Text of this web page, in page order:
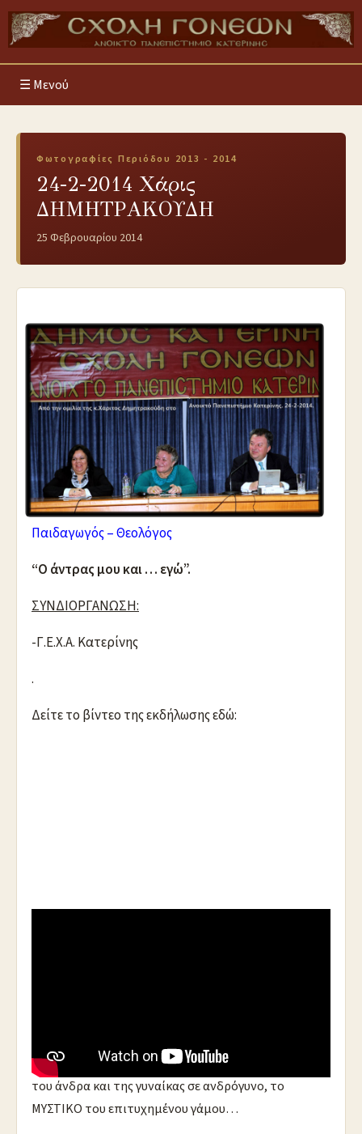
Μενού
Φωτογραφίες Περιόδου 2013 - 2014
24-2-2014 Χάρις
ΔΗΜΗΤΡΑΚΟΥΔΗ
25 Φεβρουαρίου 2014
Παιδαγωγός – Θεολόγος
“Ο άντρας μου και … εγώ”.
ΣΥΝΔΙΟΡΓΑΝΩΣΗ:
-Γ.Ε.Χ.Α. Κατερίνης
.
Δείτε το βίντεο της εκδήλωσης εδώ:
Συγκατάβαση,Σύμ πλευση, Συνοδοιπορία,
του άνδρα και της γυναίκας σε ανδρόγυνο, το
ΜΥΣΤΙΚΟ του επιτυχημένου γάμου…